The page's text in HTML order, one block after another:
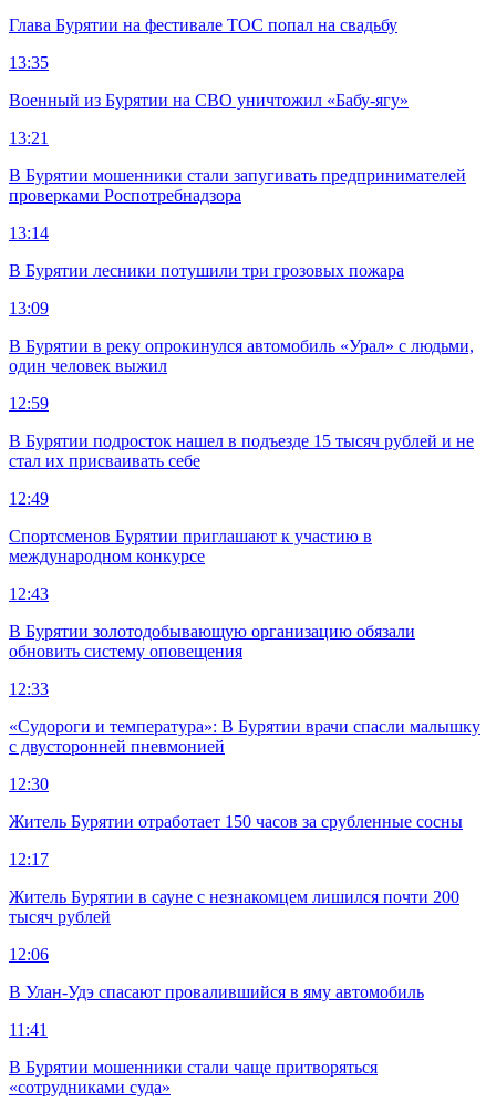
Глава Бурятии на фестивале ТОС попал на свадьбу
13:35
Военный из Бурятии на СВО уничтожил «Бабу-ягу»
13:21
В Бурятии мошенники стали запугивать предпринимателей
проверками Роспотребнадзора
13:14
В Бурятии лесники потушили три грозовых пожара
13:09
В Бурятии в реку опрокинулся автомобиль «Урал» с людьми,
один человек выжил
12:59
В Бурятии подросток нашел в подъезде 15 тысяч рублей и не
стал их присваивать себе
12:49
Спортсменов Бурятии приглашают к участию в
международном конкурсе
12:43
В Бурятии золотодобывающую организацию обязали
обновить систему оповещения
12:33
«Судороги и температура»: В Бурятии врачи спасли малышку
с двусторонней пневмонией
12:30
Житель Бурятии отработает 150 часов за срубленные сосны
12:17
Житель Бурятии в сауне с незнакомцем лишился почти 200
тысяч рублей
12:06
В Улан-Удэ спасают провалившийся в яму автомобиль
11:41
В Бурятии мошенники стали чаще притворяться
«сотрудниками суда»